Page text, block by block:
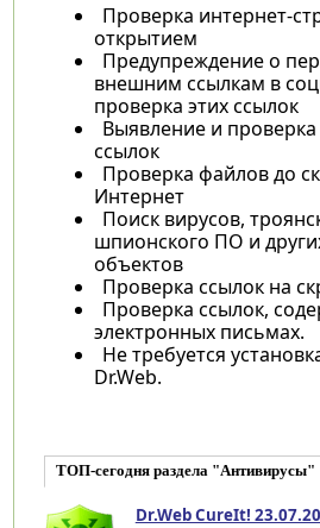
Проверка интернет-
открытием
Предупреждение о
внешним ссылкам в
проверка этих ссылок
Выявление и
ссылок
Проверка файлов до
Интернет
Поиск вирусов,
шпионского ПО и
объектов
Проверка ссылок на
Проверка ссылок,
электронных письмах.
Не требуется
Dr.Web.
ТОП-сегодня раздела "Антивирусы"
Dr.Web CureIt!